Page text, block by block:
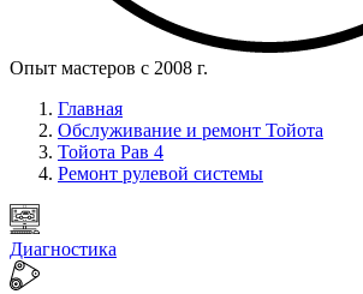
Опыт мастеров с 2008 г.
Главная
Обслуживание и ремонт Тойота
Тойота Рав 4
Ремонт рулевой системы
Диагностика